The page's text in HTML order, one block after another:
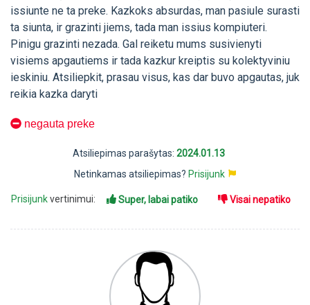
issiunte ne ta preke. Kazkoks absurdas, man pasiule surasti
ta siunta, ir grazinti jiems, tada man issius kompiuteri.
Pinigu grazinti nezada. Gal reiketu mums susivienyti
visiems apgautiems ir tada kazkur kreiptis su kolektyviniu
ieskiniu. Atsiliepkit, prasau visus, kas dar buvo apgautas, juk
reikia kazka daryti
negauta preke
Atsiliepimas parašytas: 2024.01.13
Netinkamas atsiliepimas? Prisijunk
Prisijunkvertinimui: Super, labai patiko Visai nepatiko